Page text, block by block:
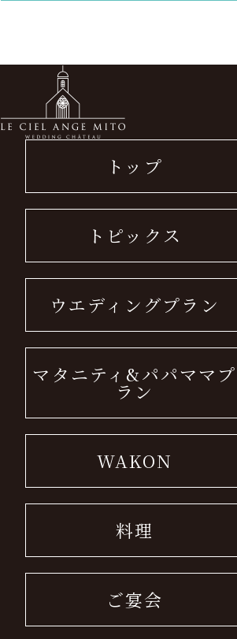
トップ
トピックス
ウエディングプラン
マタニティ&パパママプ
ラン
WAKON
料理
ご宴会